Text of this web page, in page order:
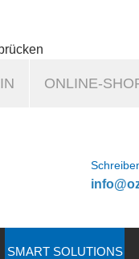
ONLINE-
SMART SOLUTIONS